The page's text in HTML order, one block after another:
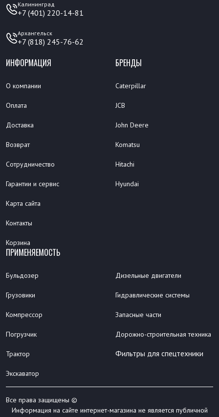
Калининград
+7 (401) 220-14-81
Архангельск
+7 (818) 245-76-62
ИНФОРМАЦИЯ
О компании
Оплата
Доставка
Возврат
Сотрудничество
Гарантии и сервис
Карта сайта
Контакты
Корзина
БРЕНДЫ
Caterpillar
JCB
John Deere
Komatsu
Hitachi
Hyundai
ПРИМЕНЯЕМОСТЬ
Бульдозер
Грузовики
Компрессор
Погрузчик
Трактор
Экскаватор
Дизельные двигатели
Гидравлические системы
Запасные части
Дорожно-строительная техника
Фильтры для спецтехники
Все права защищены ©
Информация на сайте интернет-магазина не является публичной